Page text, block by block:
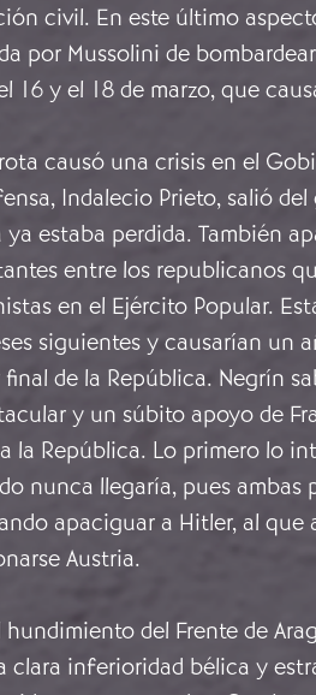
civil. En este último
por Mussolini de
16 y el 18 de marzo, que
causó una crisis en el
Indalecio Prieto, salió
ya estaba perdida. También
entre los republicanos
en el Ejército Popular.
siguientes y causarían un
de la República. Negrín
y un súbito apoyo de
la República. Lo primero lo
nunca llegaría, pues ambas
apaciguar a Hitler, al que
Austria.
hundimiento del Frente de
clara inferioridad bélica y